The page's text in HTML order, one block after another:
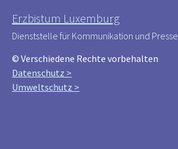
Erzbistum Luxemburg
Dienststelle für Kommunikation und Presse
© Verschiedene Rechte vorbehalten
Datenschutz >
Umweltschutz >